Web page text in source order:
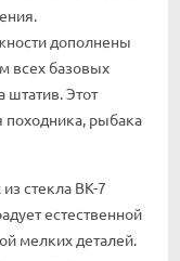
дополнены
всех базовых
штатив. Этот
походника, рыбака
стекла BK-7
естественной
мелких деталей.